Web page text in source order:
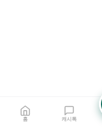
홈 캐시톡